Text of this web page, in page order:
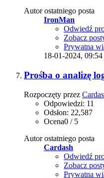
Autor ostatniego posta
IronMan
Odwiedź
Zobacz
Prywatna
18-01-2024, 09:54
Prośba o analizę
Rozpoczęty przez
Odpowiedzi: 11
Odsłon: 22,587
Ocena0 / 5
Autor ostatniego posta
Cardash
Odwiedź
Zobacz
Prywatna